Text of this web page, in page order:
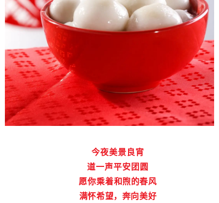
今夜美景良宵
道一声平安团圆
愿你乘着和煦的春风
满怀希望，奔向美好